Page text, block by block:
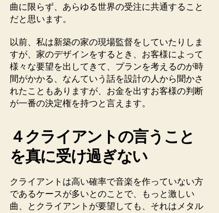
曲に限らず、あらゆる世界の受注に共通すること
だと思います。
以前、私は新築の家の現場監督をしていたりしま
すが、家のデザインをするとき、お客様によって
様々な要望を出してきて、プランを考えるのが時
間がかかる、なんていう話を設計の人から聞かさ
れたこともありますが、お金を出すお客様の判断
が一番の決定権を持つと言えます。
４クライアントの言うこと
を真に受け過ぎない
クライアントは高い確率で音楽を作っていない方
であるケースが多いとのことで、もっと激しい
曲、とクライアントが要望しても、それはメタル